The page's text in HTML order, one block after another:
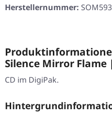
Herstellernummer:
Silence Mirror Flame
CD im DigiPak.